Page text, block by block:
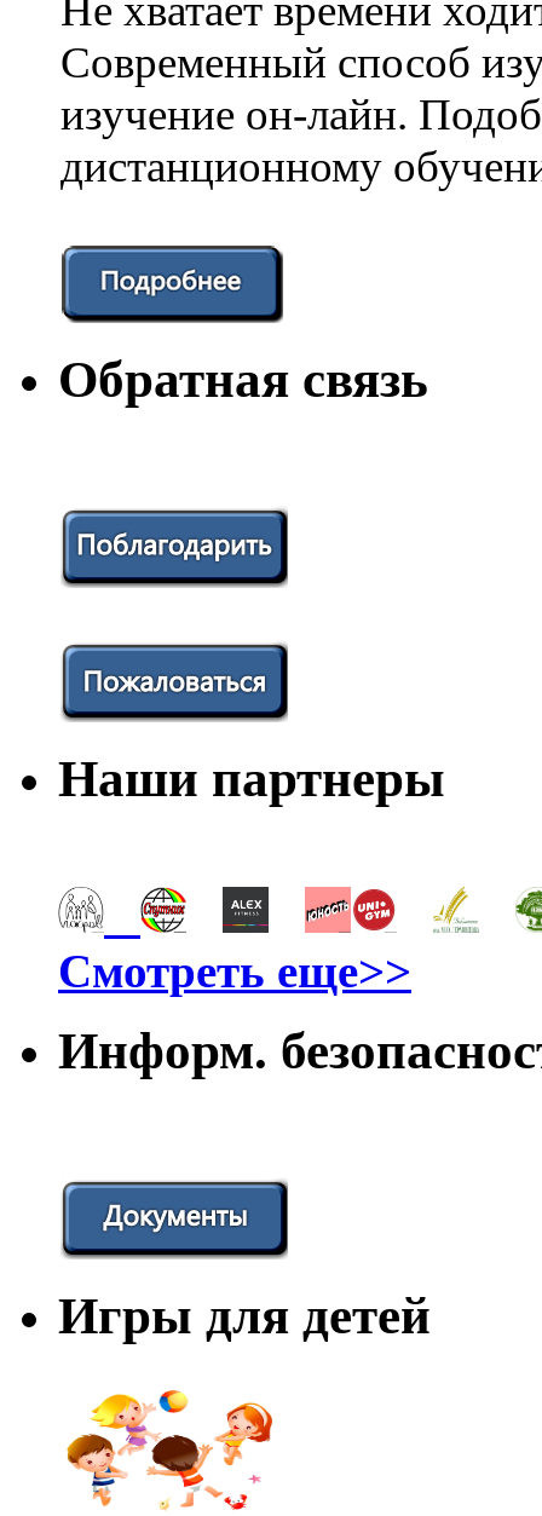
Не хватает времени
Современный способ
изучение он-лайн.
дистанционному
Обратная связь
Наши партнеры
Смотреть еще>>
Информ.
Игры для детей